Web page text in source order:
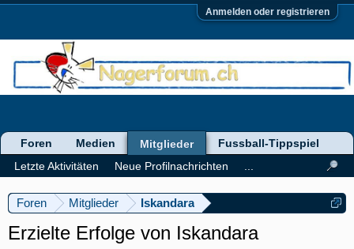
Anmelden oder registrieren
Foren Mitglieder Iskandara
Erzielte Erfolge von Iskandara
Foren Medien
Mitglieder
Letzte Aktivitäten
Neue Profilnachrichten
Fussball-Tippspiel